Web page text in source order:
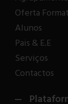
Oferta
Alunos
Pais & E.E
Serviços
Contactos